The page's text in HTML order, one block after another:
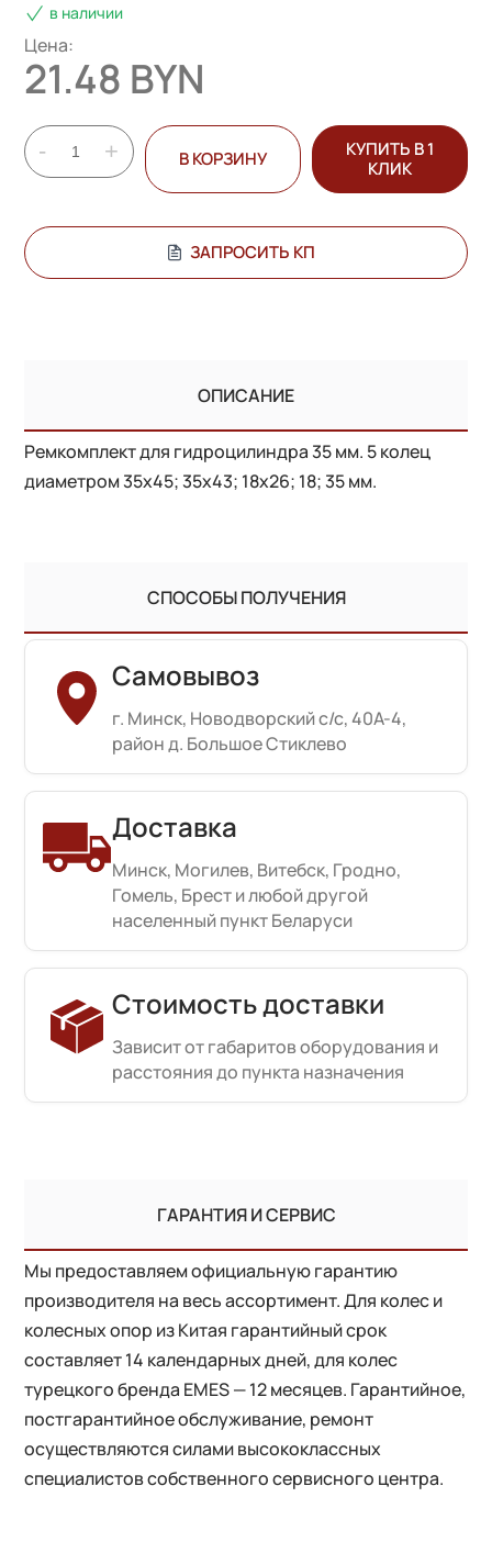
в наличии
Цена:
21.48 BYN
- + В КОРЗИНУ
КУПИТЬ В 1
КЛИК
ЗАПРОСИТЬ КП
ОПИСАНИЕ
Ремкомплект для гидроцилиндра 35 мм. 5 колец
диаметром 35х45; 35х43; 18х26; 18; 35 мм.
СПОСОБЫ ПОЛУЧЕНИЯ
Самовывоз
г. Минск, Новодворский с/с, 40А-4,
район д. Большое Стиклево
Доставка
Минск, Могилев, Витебск, Гродно,
Гомель, Брест и любой другой
населенный пункт Беларуси
Стоимость доставки
Зависит от габаритов оборудования и
расстояния до пункта назначения
ГАРАНТИЯ И СЕРВИС
Мы предоставляем официальную гарантию
производителя на весь ассортимент. Для колес и
колесных опор из Китая гарантийный срок
составляет 14 календарных дней, для колес
турецкого бренда EMES — 12 месяцев. Гарантийное,
постгарантийное обслуживание, ремонт
осуществляются силами высококлассных
специалистов собственного сервисного центра.